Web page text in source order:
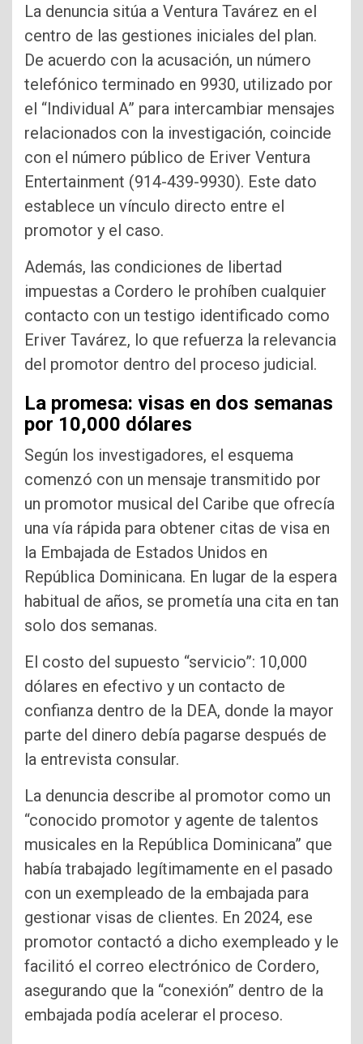
La denuncia sitúa a Ventura Tavárez en el
centro de las gestiones iniciales del plan.
De acuerdo con la acusación, un número
telefónico terminado en 9930, utilizado por
el “Individual A” para intercambiar mensajes
relacionados con la investigación, coincide
con el número público de Eriver Ventura
Entertainment (914-439-9930). Este dato
establece un vínculo directo entre el
promotor y el caso.
Además, las condiciones de libertad
impuestas a Cordero le prohíben cualquier
contacto con un testigo identificado como
Eriver Tavárez, lo que refuerza la relevancia
del promotor dentro del proceso judicial.
La promesa: visas en dos semanas
por 10,000 dólares
Según los investigadores, el esquema
comenzó con un mensaje transmitido por
un promotor musical del Caribe que ofrecía
una vía rápida para obtener citas de visa en
la Embajada de Estados Unidos en
República Dominicana. En lugar de la espera
habitual de años, se prometía una cita en tan
solo dos semanas.
El costo del supuesto “servicio”: 10,000
dólares en efectivo y un contacto de
confianza dentro de la DEA, donde la mayor
parte del dinero debía pagarse después de
la entrevista consular.
La denuncia describe al promotor como un
“conocido promotor y agente de talentos
musicales en la República Dominicana” que
había trabajado legítimamente en el pasado
con un exempleado de la embajada para
gestionar visas de clientes. En 2024, ese
promotor contactó a dicho exempleado y le
facilitó el correo electrónico de Cordero,
asegurando que la “conexión” dentro de la
embajada podía acelerar el proceso.